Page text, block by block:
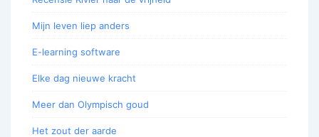
Mijn leven liep anders
E-learning software
Elke dag nieuwe kracht
Meer dan Olympisch goud
Het zout der aarde